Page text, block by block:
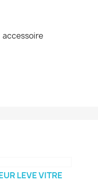
accessoire
LEVE VITRE